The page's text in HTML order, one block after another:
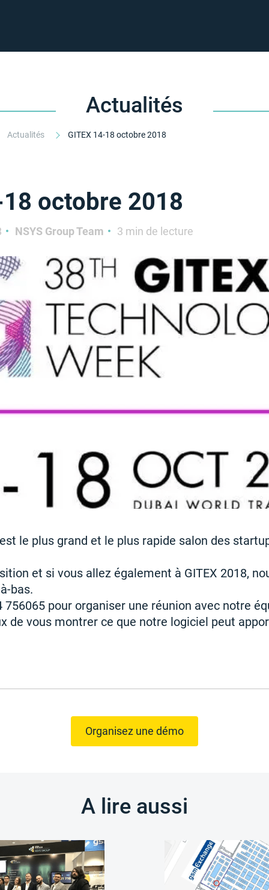
Actualités
Actualités GITEX 14-18 octobre 2018
18 octobre 2018
NSYS Group Team 3 min de lecture
le plus grand et le plus rapide salon des
et si vous allez également à GITEX 2018,
bas.
756065 pour organiser une réunion avec notre
de vous montrer ce que notre logiciel peut
Organisez une démo
A lire aussi